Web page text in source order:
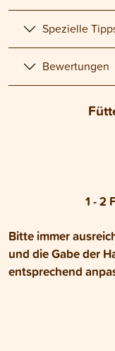
Spezielle
Bewertungen
1 - 2
Bitte immer
und die Gabe der
entsprechend